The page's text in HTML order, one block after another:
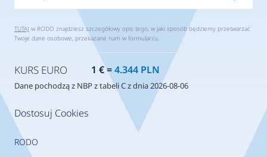
Dostosuj Cookies
RODO
TUTAJ w RODO znajdziesz szczegółowy opis tego, w jaki sposób będziemy przetwarzać
Twoje dane osobowe, przekazane nam w formularzu.
KURS EURO 1 € =4.344 PLN
Dane pochodzą z NBP z tabeli C z dnia 2026-08-06